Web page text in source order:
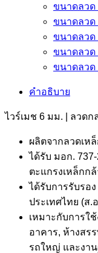
ขนาดลวด
ขนาดลวด
ขนาดลวด
ขนาดลวด
ขนาดลวด
คำอธิบาย
ไวร์เมช 6 มม. | ลวด
ผลิตจากลวดเห
ได้รับ มอก.
ตะแกรงเหล็กก
ได้รับการรับรอ
ประเทศไทย (ส.
เหมาะกับการใ
อาคาร, ห้างสร
รถใหญ่ และงา